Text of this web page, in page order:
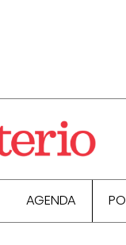
AGENDA